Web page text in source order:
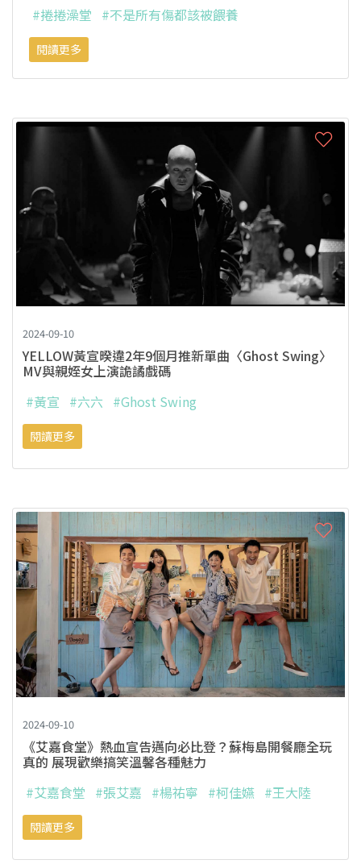
#捲捲澡堂 #不是所有傷都該被餵養
閱讀更多
2024-09-10
YELLOW黃宣暌違2年9個月推新單曲〈Ghost Swing〉
MV與親姪女上演詭譎戲碼
#黃宣 #六六 #Ghost Swing
閱讀更多
2024-09-10
《艾嘉食堂》熱血宣告邁向必比登？蘇梅島開餐廳全玩
真的 展現歡樂搞笑溫馨各種魅力
#艾嘉食堂 #張艾嘉 #楊祐寧 #柯佳嬿 #王大陸
閱讀更多